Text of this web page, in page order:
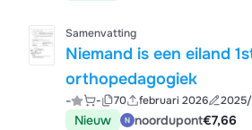
Samenvatting
Niemand is een eiland
orthopedagogiek
- - 70 februari 2026
Nieuw noordupont€7,66